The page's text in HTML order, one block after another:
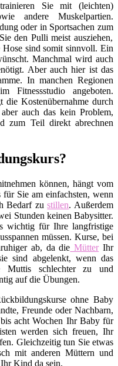
Sie mit (leichten)
andere Muskelpartien.
oder in Sportsachen zum
den Pulli meist ausziehen,
sind somit sinnvoll. Ein
Manchmal wird auch
Aber auch hier ist das
In manchen Regionen
Fitnessstudio angeboten.
Kostenübernahme durch
auch das kein Problem,
zum Teil direkt abrechnen
können, hängt vom
Sie am einfachsten, wenn
Bedarf zustillen. Außerdem
Stunden keinen Babysitter.
wichtig für Ihre langfristige
müssen. Kurse, bei
ab, da die MütterIhr
sind abgelenkt, wenn das
schlechter zu und
auf die Übungen.
ohne Baby
Freunde oder Nachbarn,
acht Wochen Ihr Baby für
werden sich freuen, Ihr
Gleichzeitig tun Sie etwas
mit anderen Müttern und
Kind da sein.